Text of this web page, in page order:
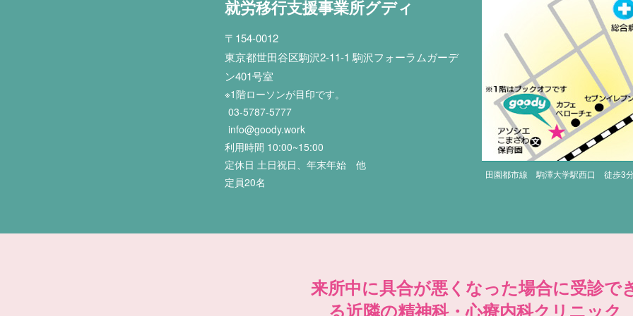
就労移行支援事業所グディ
〒154-0012
東京都世田谷区駒沢2-11-1 駒沢フォーラムガーデ
ン401号室
※1階ローソンが目印です。
03-5787-5777
info@goody.work
利用時間 10:00~15:00
定休日 土日祝日、年末年始 他
定員20名
田園都市線 駒澤大学駅西口 徒歩3
来所中に具合が悪くなった場合に受診で
る近隣の精神科・心療内科クリニック